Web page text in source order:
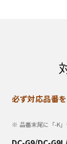
必ず対応品番
品番末尾に「-K